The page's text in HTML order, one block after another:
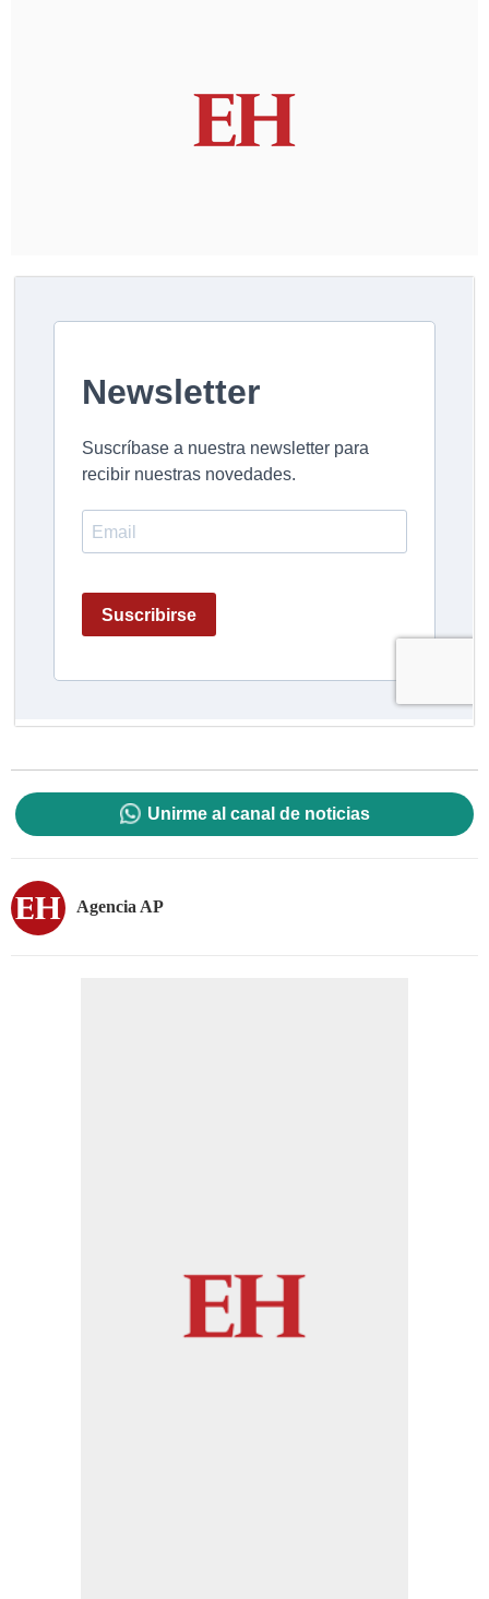
Unirme al canal de noticias
Agencia AP